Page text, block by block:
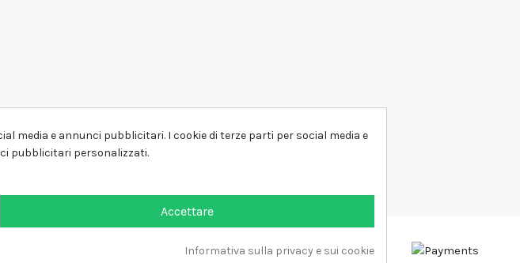
media e annunci pubblicitari. I cookie di terze parti per social media e
pubblicitari personalizzati.
Accettare
Informativa sulla privacy e sui cookie